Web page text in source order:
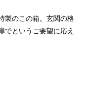
製のこの箱。玄関の格
でというご要望に応え